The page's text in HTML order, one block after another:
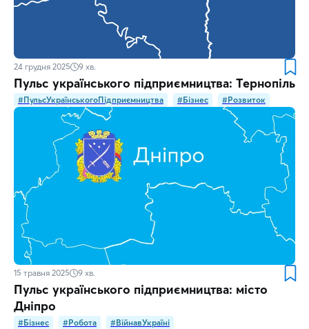
24 грудня 2025 9 хв.
Пульс українського підприємництва: Тернопіль
#ПульсУкраїнськогоПідприємництва #Бізнес #Розвиток
15 травня 2025 9 хв.
Пульс українського підприємництва: місто
Дніпро
#Бізнес #Робота #ВійнавУкраїні